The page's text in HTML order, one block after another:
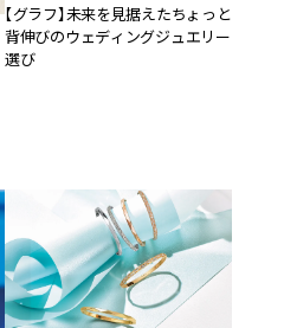
【グラフ】未来を見据えたちょっと
背伸びのウェディングジュエリー
選び